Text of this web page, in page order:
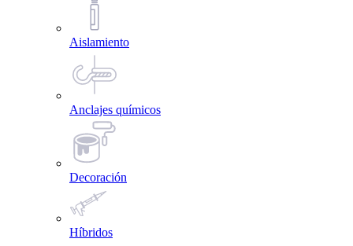
Aislamiento
Anclajes químicos
Decoración
Híbridos